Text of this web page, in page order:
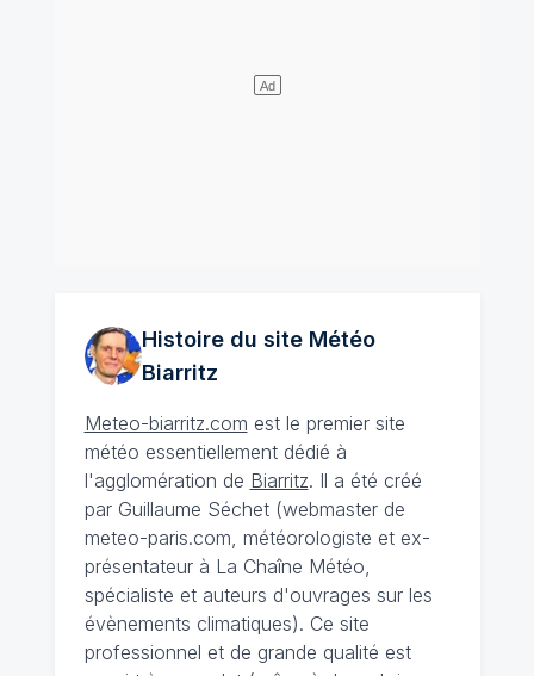
Histoire du site Météo
Biarritz
Meteo-biarritz.com est le premier site
météo essentiellement dédié à
l'agglomération de Biarritz. Il a été créé
par Guillaume Séchet (webmaster de
meteo-paris.com, météorologiste et ex-
présentateur à La Chaîne Météo,
spécialiste et auteurs d'ouvrages sur les
évènements climatiques). Ce site
professionnel et de grande qualité est